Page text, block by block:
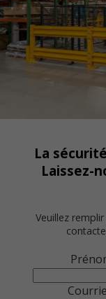
La
Laissez-
Veuillez